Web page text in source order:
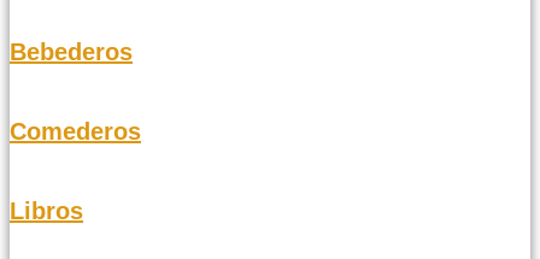
Bebederos
Comederos
Libros